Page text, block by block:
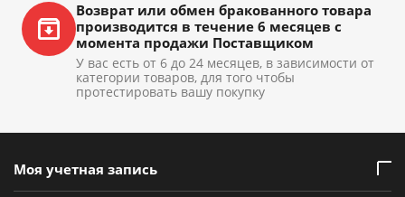
Возврат или обмен бракованного товара
производится в течение 6 месяцев с
момента продажи Поставщиком
У вас есть от 6 до 24 месяцев, в зависимости от
категории товаров, для того чтобы
протестировать вашу покупку
Моя учетная запись